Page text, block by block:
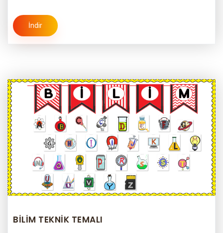
İndir
BİLİM TEKNİK TEMALI